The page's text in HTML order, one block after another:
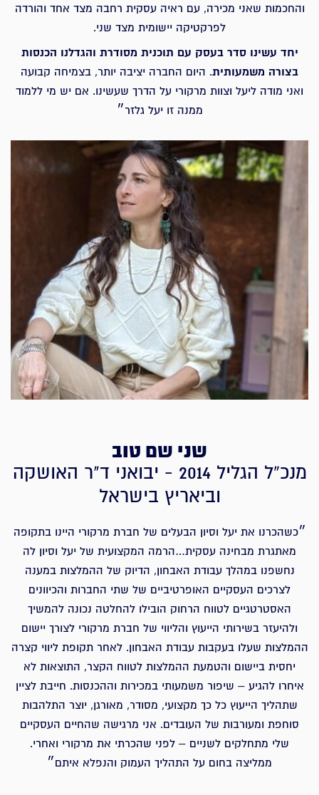
והחכמות שאני מכירה, עם ראיה עסקית רחבה מצד אחד והורדה
לפרקטיקה יישומית מצד שני.
יחד עשינו סדר בעסק עם תוכנית מסודרת והגדלנו הכנסות
בצורה משמעותית. היום החברה יציבה יותר, בצמיחה קבועה
ואני מודה ליעל וצוות מרקורי על הדרך שעשינו. אם יש מי ללמוד
ממנה זו יעל גלזר״
שני שם טוב
מנכ”ל הגליל 2014 - יבואני ד"ר האושקה
וביאריץ בישראל
״כשהכרנו את יעל וסיון הבעלים של חברת מרקורי היינו בתקופה
מאתגרת מבחינה עסקית…הרמה המקצועית של יעל וסיון לה
נחשפנו במהלך עבודת האבחון, הדיוק של ההמלצות במענה
לצרכים העסקיים האופרטיביים של שתי החברות והכיוונים
האסטרטגיים לטווח הרחוק הובילו להחלטה נכונה להמשיך
ולהיעזר בשירותי הייעוץ והליווי של חברת מרקורי לצורך יישום
ההמלצות שעלו בעקבות עבודת האבחון. לאחר תקופת ליווי קצרה
יחסית ביישום והטמעת ההמלצות לטווח הקצר, התוצאות לא
איחרו להגיע – שיפור משמעותי במכירות וההכנסות. חייבת לציין
שתהליך הייעוץ כל כך מקצועי, מסודר, מאורגן, יוצר התלהבות
סוחפת ומעורבות של העובדים. אני מרגישה שהחיים העסקיים
שלי מתחלקים לשניים – לפני שהכרתי את מרקורי ואחרי.
ממליצה בחום על התהליך העמוק והנפלא איתם״